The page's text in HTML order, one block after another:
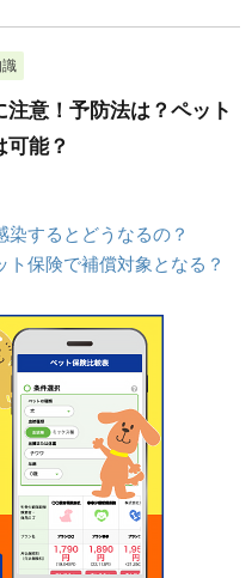
注意！予防法は？ペット
可能？
するとどうなるの？
保険で補償対象となる？